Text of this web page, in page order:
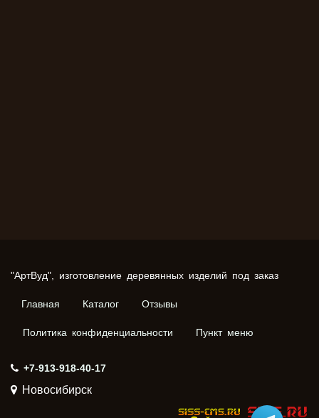
"АртВуд", изготовление деревянных изделий под заказ
Главная Каталог Отзывы
Политика конфиденциальности Пункт меню
+7-913-918-40-17
Новосибирск